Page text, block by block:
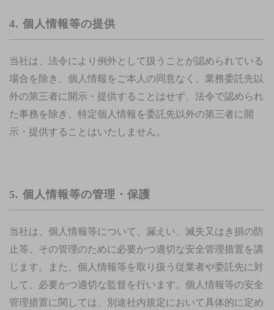
4. 個人情報等の提供
当社は、法令により例外として扱うことが認められている
場合を除き、個人情報をご本人の同意なく、業務委託先以
外の第三者に開示・提供することはせず、法令で認められ
た事務を除き、特定個人情報を委託先以外の第三者に開
示・提供することはいたしません。
5. 個人情報等の管理・保護
当社は、個人情報等について、漏えい、滅失又はき損の防
止等、その管理のために必要かつ適切な安全管理措置を講
じます。また、個人情報等を取り扱う従業者や委託先に対
して、必要かつ適切な監督を行います。個人情報等の安全
管理措置に関しては、別途社内規定において具体的に定め